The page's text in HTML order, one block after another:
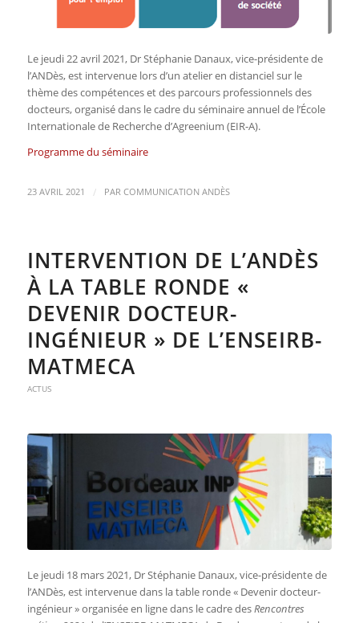
Le jeudi 22 avril 2021, Dr Stéphanie Danaux, vice-présidente de
l’ANDès, est intervenue lors d’un atelier en distanciel sur le
thème des compétences et des parcours professionnels des
docteurs, organisé dans le cadre du séminaire annuel de l’École
Internationale de Recherche d’Agreenium (EIR-A).
Programme du séminaire
23 AVRIL 2021 / PAR COMMUNICATION ANDÈS
INTERVENTION DE L’ANDÈS
À LA TABLE RONDE «
DEVENIR DOCTEUR-
INGÉNIEUR » DE L’ENSEIRB-
MATMECA
ACTUS
Le jeudi 18 mars 2021, Dr Stéphanie Danaux, vice-présidente de
l’ANDès, est intervenue dans la table ronde « Devenir docteur-
ingénieur » organisée en ligne dans le cadre desRencontres